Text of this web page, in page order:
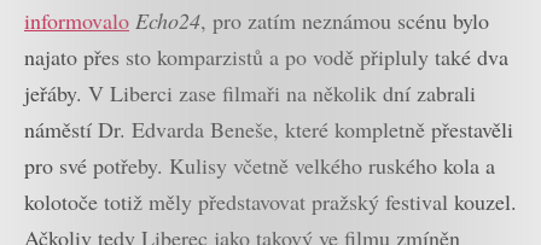
informovalo Echo24, pro zatím neznámou scénu bylo
najato přes sto komparzistů a po vodě připluly také dva
jeřáby. V Liberci zase filmaři na několik dní zabrali
náměstí Dr. Edvarda Beneše, které kompletně přestavěli
pro své potřeby. Kulisy včetně velkého ruského kola a
kolotoče totiž měly představovat pražský festival kouzel.
Ačkoliv tedy Liberec jako takový ve filmu zmíněn